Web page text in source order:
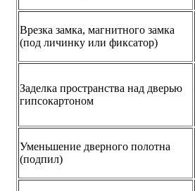
Врезка замка, магнитного замка
(под личинку или фиксатор)
Заделка пространства над дверью
гипсокартоном
Уменьшение дверного полотна
(подпил)